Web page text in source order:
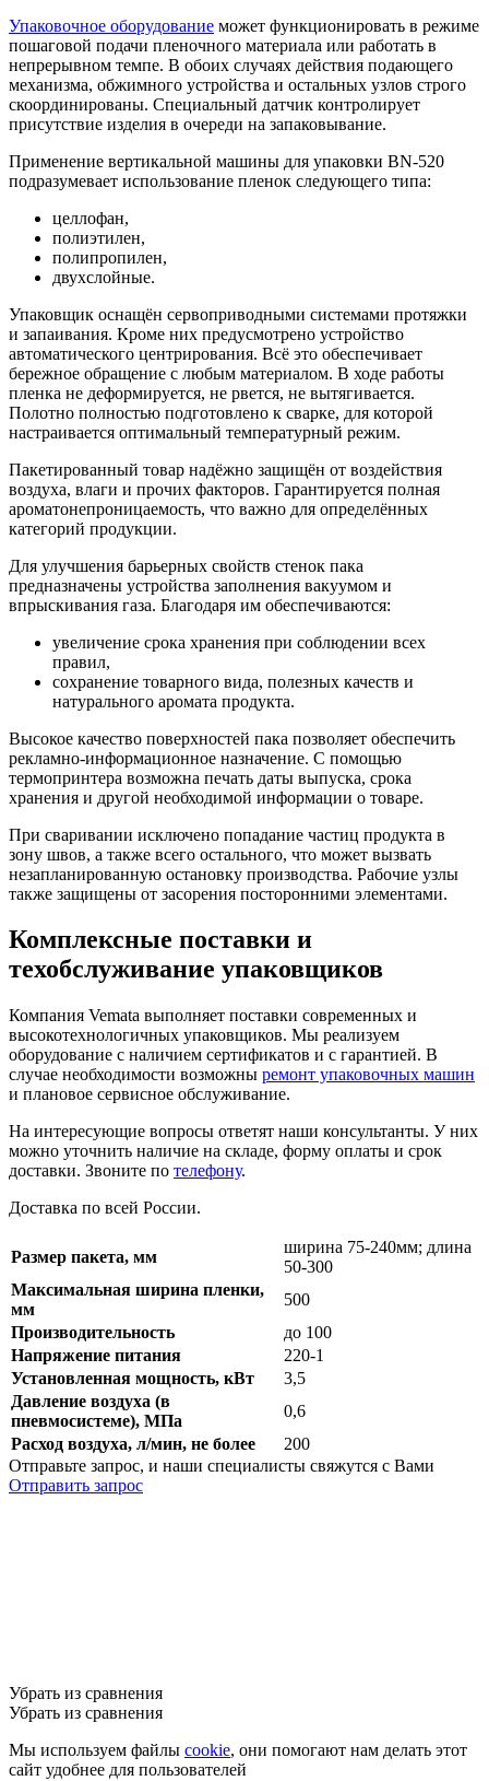
Упаковочное оборудование может функционировать в режиме
пошаговой подачи пленочного материала или работать в
непрерывном темпе. В обоих случаях действия подающего
механизма, обжимного устройства и остальных узлов строго
скоординированы. Специальный датчик контролирует
присутствие изделия в очереди на запаковывание.
Применение вертикальной машины для упаковки BN-520
подразумевает использование пленок следующего типа:
целлофан,
полиэтилен,
полипропилен,
двухслойные.
Упаковщик оснащён сервоприводными системами протяжки
и запаивания. Кроме них предусмотрено устройство
автоматического центрирования. Всё это обеспечивает
бережное обращение с любым материалом. В ходе работы
пленка не деформируется, не рвется, не вытягивается.
Полотно полностью подготовлено к сварке, для которой
настраивается оптимальный температурный режим.
Пакетированный товар надёжно защищён от воздействия
воздуха, влаги и прочих факторов. Гарантируется полная
ароматонепроницаемость, что важно для определённых
категорий продукции.
Для улучшения барьерных свойств стенок пака
предназначены устройства заполнения вакуумом и
впрыскивания газа. Благодаря им обеспечиваются:
увеличение срока хранения при соблюдении всех
правил,
сохранение товарного вида, полезных качеств и
натурального аромата продукта.
Высокое качество поверхностей пака позволяет обеспечить
рекламно-информационное назначение. С помощью
термопринтера возможна печать даты выпуска, срока
хранения и другой необходимой информации о товаре.
При сваривании исключено попадание частиц продукта в
зону швов, а также всего остального, что может вызвать
незапланированную остановку производства. Рабочие узлы
также защищены от засорения посторонними элементами.
Комплексные поставки и
техобслуживание упаковщиков
Компания Vemata выполняет поставки современных и
высокотехнологичных упаковщиков. Мы реализуем
оборудование с наличием сертификатов и с гарантией. В
случае необходимости возможны ремонт упаковочных машин
и плановое сервисное обслуживание.
На интересующие вопросы ответят наши консультанты. У них
можно уточнить наличие на складе, форму оплаты и срок
доставки. Звоните по телефону.
Доставка по всей России.
Размер пакета, мм
ширина 75-240мм; длина
50-300
Максимальная ширина пленки,
мм
500
Производительность
до 100
Напряжение питания
220-1
Установленная мощность, кВт
3,5
Давление воздуха (в
пневмосистеме), МПа
0,6
Расход воздуха, л/мин, не более
200
Отправьте запрос, и наши специалисты свяжутся с Вами
Отправить запрос
Убрать из сравнения
Убрать из сравнения
Мы используем файлы cookie, они помогают нам делать этот
сайт удобнее для пользователей